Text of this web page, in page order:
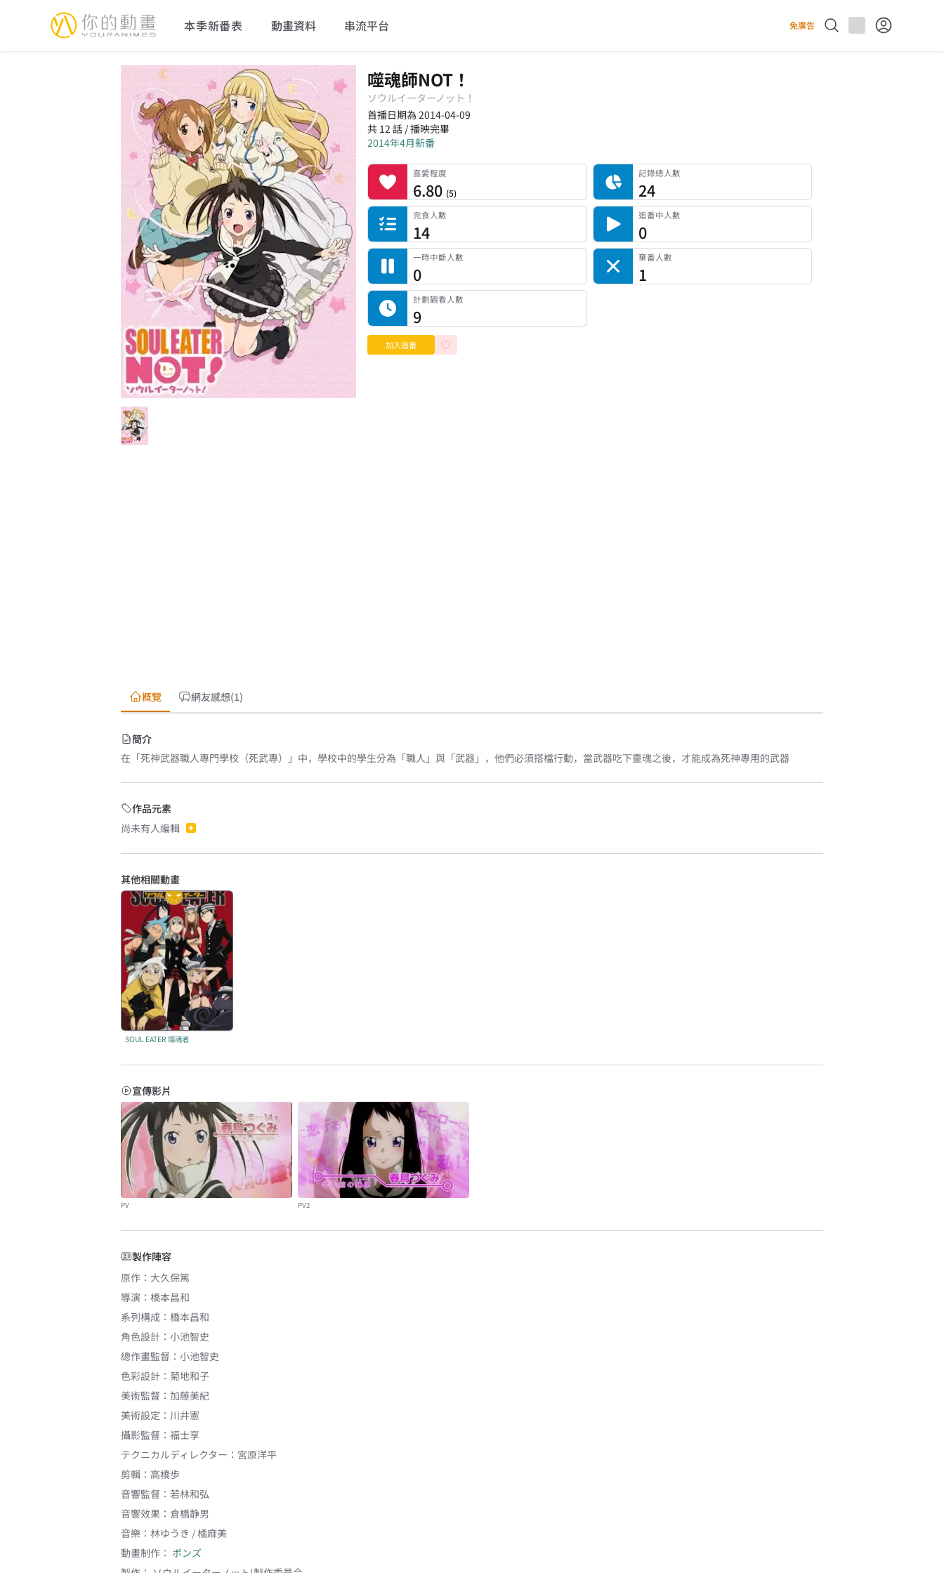
YourAnimes 你的動畫 本季新番表 動畫資料 串流平台 免廣告
噬魂師NOT！
ソウルイーターノット！
首播日期為 2014-04-09
共 12 話 / 播映完畢
2014年4月新番
喜愛程度 喜愛程度
6.80 (5)
記錄總人數 記錄總人數
24
完食人數
完食人數
14
追番中人數
追番中人數
0
一時中斷人數
一時中斷人數
0
棄番人數
棄番人數
1
計劃觀看人數
計劃觀看人數
9
加入追番
概覽 網友感想(1)
簡介
在「死神武器職人專門學校（死武專）」中，學校中的學生分為「職人」與「武器」，他們必須搭檔行動，當武器吃下靈魂之後，才能成為死神專用的武器
作品元素
尚未有人編輯
其他相關動畫
SOUL EATER 噬魂者
宣傳影片
PV PV2
製作陣容
原作 ： 大久保篤
導演 ： 橋本昌和
系列構成 ： 橋本昌和
角色設計 ： 小池智史
總作畫監督 ： 小池智史
色彩設計 ： 菊地和子
美術監督 ： 加藤美紀
美術設定 ： 川井憲
攝影監督 ： 福士享
テクニカルディレクター ： 宮原洋平
剪輯 ： 高橋歩
音響監督 ： 若林和弘
音響效果 ： 倉橋静男
音樂 ： 林ゆうき / 橘麻美
動畫制作： ボンズ